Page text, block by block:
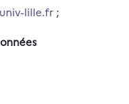
lille.fr ;